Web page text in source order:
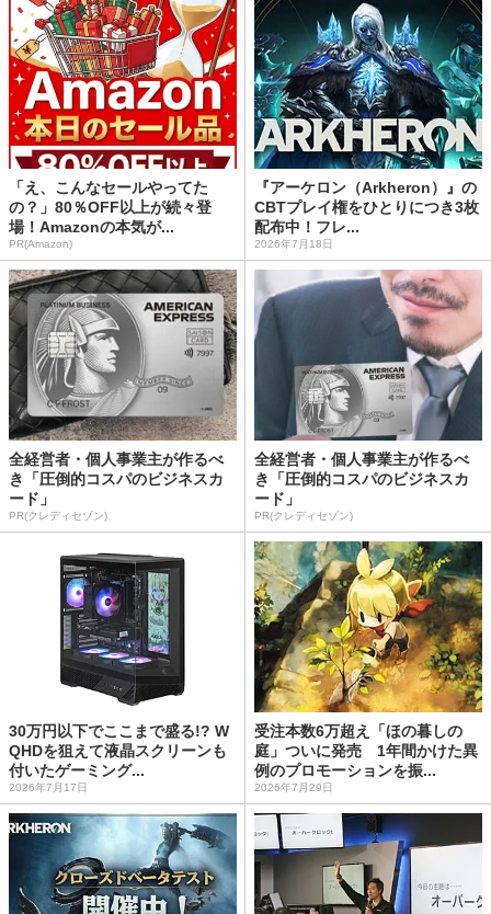
「え、こんなセールやってた
の？」80％OFF以上が続々登
場！Amazonの本気が...
PR(Amazon)
『アーケロン（Arkheron）』の
CBTプレイ権をひとりにつき3枚
配布中！フレ...
2026年7月18日
全経営者・個人事業主が作るべ
き「圧倒的コスパのビジネスカ
ード」
PR(クレディセゾン)
全経営者・個人事業主が作るべ
き「圧倒的コスパのビジネスカ
ード」
PR(クレディセゾン)
30万円以下でここまで盛る!? W
QHDを狙えて液晶スクリーンも
付いたゲーミング...
2026年7月17日
受注本数6万超え「ほの暮しの
庭」ついに発売 1年間かけた異
例のプロモーションを振...
2026年7月29日